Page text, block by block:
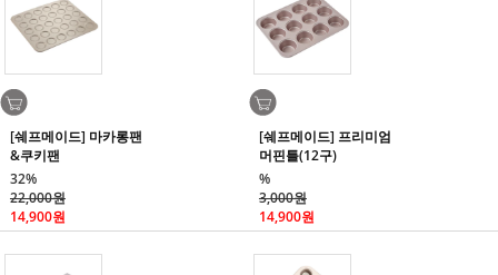
[쉐프메이드] 마카롱팬
&쿠키팬
32%
22,000원
14,900원
[쉐프메이드] 프리미엄
머핀틀(12구)
%
3,000원
14,900원